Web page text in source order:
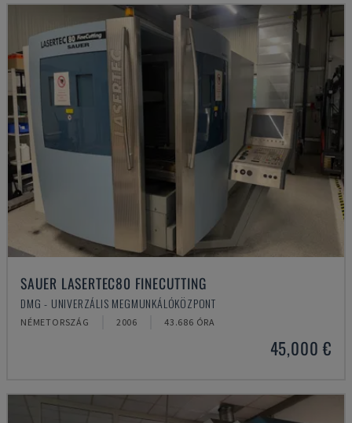
SAUER LASERTEC80 FINECUTTING
DMG - UNIVERZÁLIS MEGMUNKÁLÓKÖZPONT
NÉMETORSZÁG 2006 43.686 ÓRA
45,000 €